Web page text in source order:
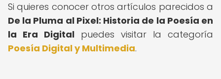
Si quieres conocer otros artículos parecidos a
De la Pluma al Pixel: Historia de la Poesía en
la Era Digital puedes visitar la categoría
Poesía Digital y Multimedia.